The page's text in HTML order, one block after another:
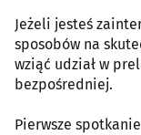
Jeżeli jesteś
sposobów na
wziąć udział w
bezpośredniej.
Pierwsze